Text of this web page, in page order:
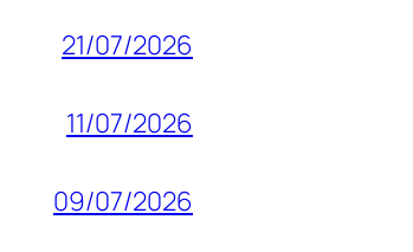
21/07/2026
11/07/2026
09/07/2026